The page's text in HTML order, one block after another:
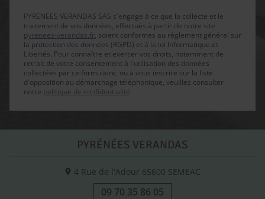
PYRENEES VERANDAS SAS s'engage à ce que la collecte et le
traitement de vos données, effectués à partir de notre site
pyrenees-verandas.fr, soient conformes au règlement général sur
la protection des données (RGPD) et à la loi Informatique et
Libertés. Pour connaître et exercer vos droits, notamment de
retrait de votre consentement à l'utilisation des données
collectées par ce formulaire, ou à vous inscrire sur la liste
d'opposition au démarchage téléphonique, veuillez consulter
notre politique de confidentialité
PYRÉNÉES VERANDAS
4 Rue de l'Adour 65600 SEMEAC
09 70 35 86 05